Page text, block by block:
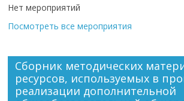
Нет мероприятий
Посмотреть все мероприятия
Сборник методических
ресурсов, используемых в
реализации дополнительной